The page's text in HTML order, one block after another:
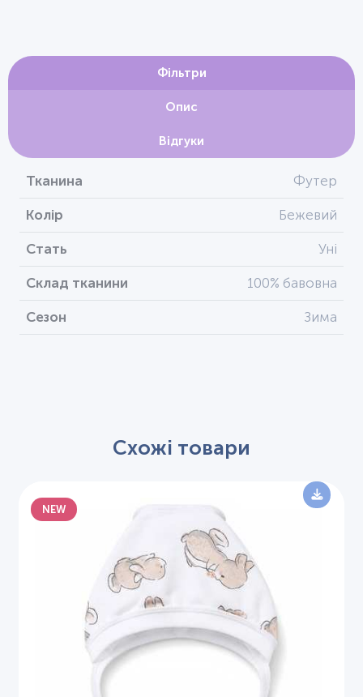
Фільтри
Опис
Відгуки
Тканина Футер
Колір Бежевий
Стать Уні
Склад тканини 100% бавовна
Сезон Зима
Схожі товари
NEW